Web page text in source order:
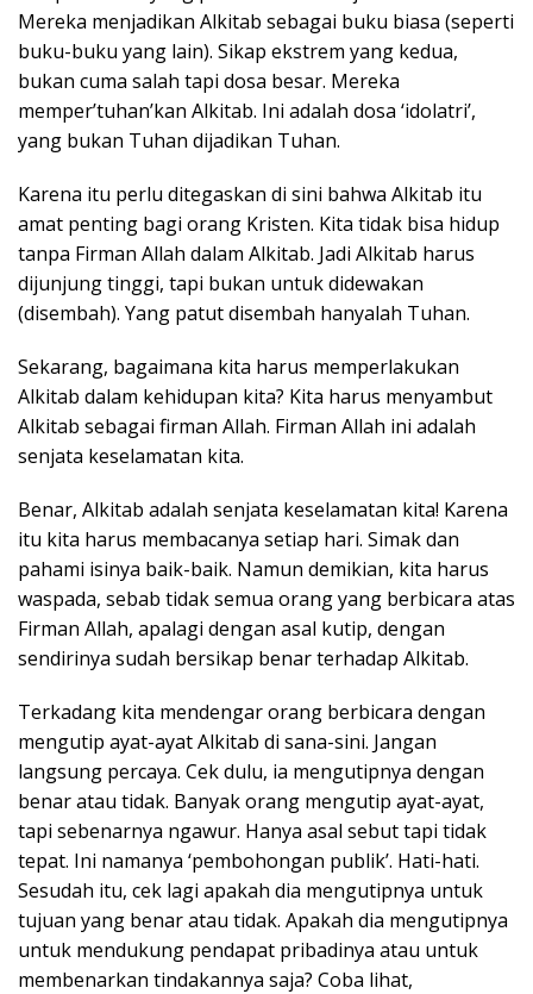
Mereka menjadikan Alkitab sebagai buku biasa (seperti
buku-buku yang lain). Sikap ekstrem yang kedua,
bukan cuma salah tapi dosa besar. Mereka
memper’tuhan’kan Alkitab. Ini adalah dosa ‘idolatri’,
yang bukan Tuhan dijadikan Tuhan.
Karena itu perlu ditegaskan di sini bahwa Alkitab itu
amat penting bagi orang Kristen. Kita tidak bisa hidup
tanpa Firman Allah dalam Alkitab. Jadi Alkitab harus
dijunjung tinggi, tapi bukan untuk didewakan
(disembah). Yang patut disembah hanyalah Tuhan.
Sekarang, bagaimana kita harus memperlakukan
Alkitab dalam kehidupan kita? Kita harus menyambut
Alkitab sebagai firman Allah. Firman Allah ini adalah
senjata keselamatan kita.
Benar, Alkitab adalah senjata keselamatan kita! Karena
itu kita harus membacanya setiap hari. Simak dan
pahami isinya baik-baik. Namun demikian, kita harus
waspada, sebab tidak semua orang yang berbicara atas
Firman Allah, apalagi dengan asal kutip, dengan
sendirinya sudah bersikap benar terhadap Alkitab.
Terkadang kita mendengar orang berbicara dengan
mengutip ayat-ayat Alkitab di sana-sini. Jangan
langsung percaya. Cek dulu, ia mengutipnya dengan
benar atau tidak. Banyak orang mengutip ayat-ayat,
tapi sebenarnya ngawur. Hanya asal sebut tapi tidak
tepat. Ini namanya ‘pembohongan publik’. Hati-hati.
Sesudah itu, cek lagi apakah dia mengutipnya untuk
tujuan yang benar atau tidak. Apakah dia mengutipnya
untuk mendukung pendapat pribadinya atau untuk
membenarkan tindakannya saja? Coba lihat,